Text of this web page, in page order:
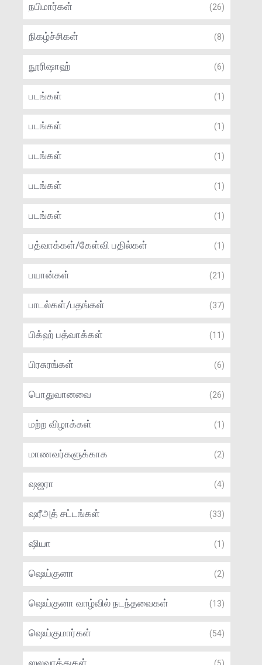
நபிமார்கள் (26)
நிகழ்ச்சிகள் (8)
நூரிஷாஹ் (6)
படங்கள் (1)
படங்கள் (1)
படங்கள் (1)
படங்கள் (1)
படங்கள் (1)
பத்வாக்கள்/கேள்வி பதில்கள் (1)
பயான்கள் (21)
பாடல்கள்/பதங்கள் (37)
பிக்ஹ் பத்வாக்கள் (11)
பிரசுரங்கள் (6)
பொதுவானவை (26)
மற்ற விழாக்கள் (1)
மாணவர்களுக்காக (2)
ஷஜரா (4)
ஷரீஅத் சட்டங்கள் (33)
ஷியா (1)
ஷெய்குனா (2)
ஷெய்குனா வாழ்வில் நடந்தவைகள் (13)
ஷெய்குமார்கள் (54)
ஸலவாத்துகள்